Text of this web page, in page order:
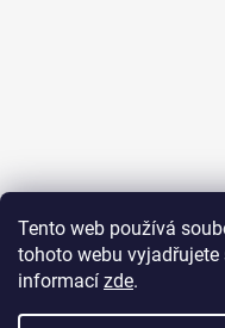
Tento web používá
tohoto webu
informací zde.
Ubytování na